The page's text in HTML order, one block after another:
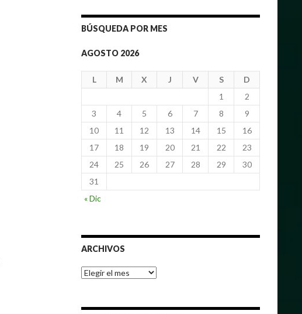
BÚSQUEDA POR MES
AGOSTO 2026
L M X J V S
D
1
2
3
4 5 6 7 8
9
10
11 12 13 14 15
16
17
18 19 20 21 22
23
24
25 26 27 28 29
30
31
« Dic
ARCHIVOS
Archivos